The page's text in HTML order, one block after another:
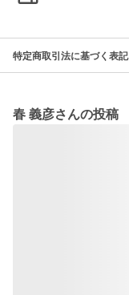
特定商取引法に基づく表記
春 義彦さんの投稿